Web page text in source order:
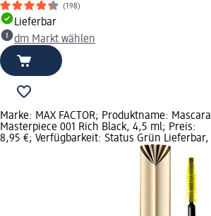
(198)
Lieferbar
dm Markt wählen
Marke: MAX FACTOR; Produktname: Mascara
Masterpiece 001 Rich Black, 4,5 ml; Preis:
8,95 €; Verfügbarkeit: Status Grün Lieferbar,